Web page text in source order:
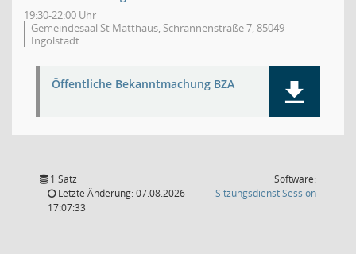
19:30-22:00 Uhr
Gemeindesaal St Matthäus, Schrannenstraße 7, 85049
Ingolstadt
Öffentliche Bekanntmachung BZA
1 Satz
Letzte Änderung: 07.08.2026
17:07:33
Software:
SitzungsdienstSession(Wird in